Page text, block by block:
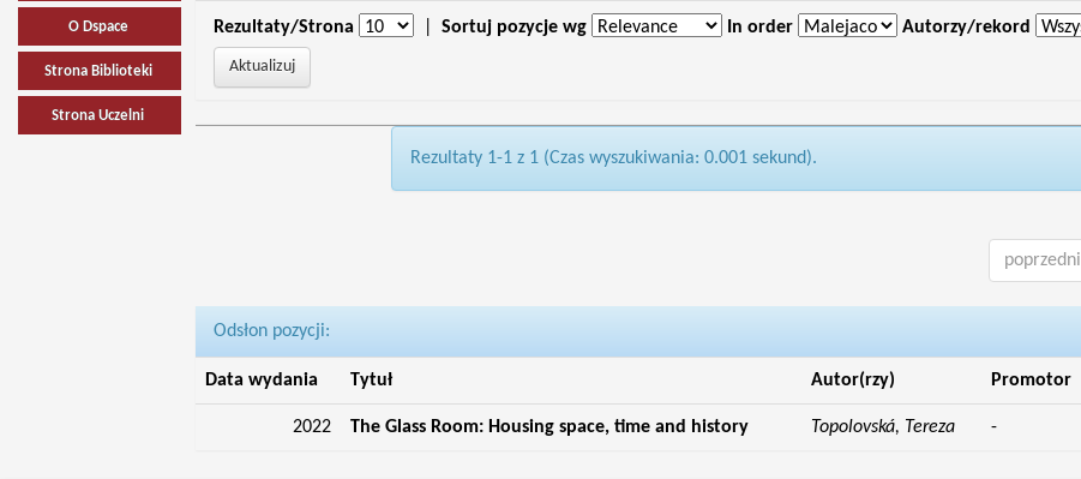
O Dspace
Strona Biblioteki
Strona Uczelni
Rezultaty/Strona Sortuj pozycje wg In order Autorzy/rekord
Rezultaty 1-1 z 1 (Czas wyszukiwania: 0.001 sekund).
poprzedni
Odsłon pozycji:
Data wydania Tytuł Autor(rzy) Promotor
2022 The Glass Room: Housing space, time and history Topolovská, Tereza -